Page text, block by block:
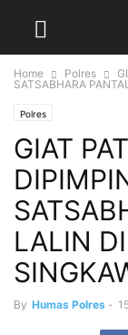
Home Polres
SATSABHARA
Polres
GIAT
LALIN
By Humas Polres -